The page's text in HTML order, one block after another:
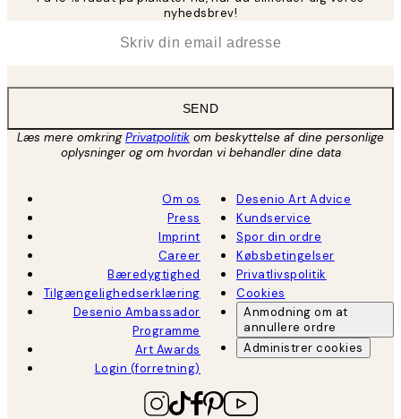
nyhedsbrev!
SEND
Læs mere omkringPrivatpolitik om beskyttelse af dine personlige
oplysninger og om hvordan vi behandler dine data
Om os
Press
Imprint
Career
Bæredygtighed
Tilgængelighedserklæring
Desenio Ambassador
Programme
Art Awards
Login (forretning)
Desenio Art Advice
Kundservice
Spor din ordre
Købsbetingelser
Privatlivspolitik
Cookies
Anmodning om at
annullere ordre
Administrer cookies